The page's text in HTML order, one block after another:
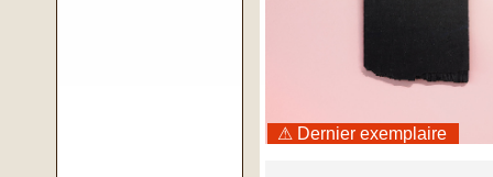
⚠ Dernier exemplaire